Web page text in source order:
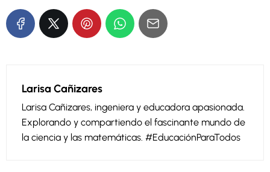
Larisa Cañizares
Larisa Cañizares, ingeniera y educadora apasionada.
Explorando y compartiendo el fascinante mundo de
la ciencia y las matemáticas. #EducaciónParaTodos